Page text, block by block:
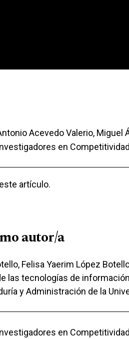
Acevedo Valerio, Miguel
en
artículo.
autor/a
Felisa Yaerim López
las tecnologías de
y Administración de la
en